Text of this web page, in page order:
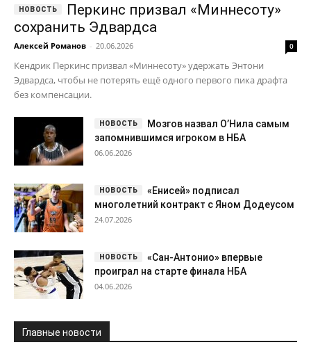
Перкинс призвал «Миннесоту»
сохранить Эдвардса
Алексей Романов - 20.06.2026 0
Кендрик Перкинс призвал «Миннесоту» удержать Энтони
Эдвардса, чтобы не потерять ещё одного первого пика драфта
без компенсации.
Мозгов назвал О’Нила самым
запомнившимся игроком в НБА
06.06.2026
«Енисей» подписал
многолетний контракт с Яном Додеусом
24.07.2026
«Сан-Антонио» впервые
проиграл на старте финала НБА
04.06.2026
Главные новости